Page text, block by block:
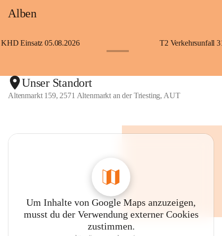
Alben
KHD Einsatz 05.08.2026 T2 Verkehrsunfall
Unser Standort
Altenmarkt 159, 2571 Altenmarkt an der Triesting, AUT
Um Inhalte von Google Maps anzuzeigen,
musst du der Verwendung externer Cookies
zustimmen.